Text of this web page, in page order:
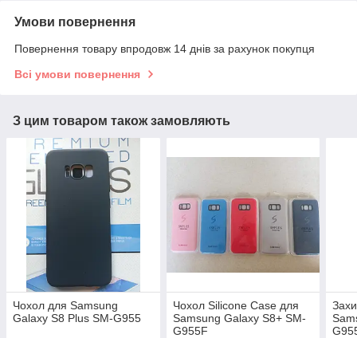
Умови повернення
Повернення товару впродовж 14 днів за рахунок покупця
Всі умови повернення
З цим товаром також замовляють
Чохол для Samsung
Galaxy S8 Plus SM-G955
Чохол Silicone Case для
Samsung Galaxy S8+ SM-
G955F